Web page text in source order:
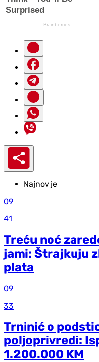
Najnovije
09
41
Treću noć
jami: Štrajkuju
plata
09
33
Trninić o
poljoprivredi:
1.200.000 KM